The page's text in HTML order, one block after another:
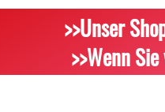
>>Unser
>>Wenn